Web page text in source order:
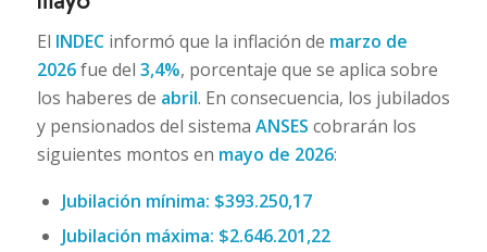
El INDECinformó que la inflación de marzo de
2026fue del 3,4%, porcentaje que se aplica sobre
los haberes de abril. En consecuencia, los jubilados
y pensionados del sistema ANSES cobrarán los
siguientes montos en mayo de 2026:
Jubilación mínima: $393.250,17
Jubilación máxima: $2.646.201,22